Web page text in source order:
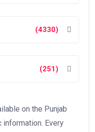
(4330)
(251)
on the Punjab
information. Every